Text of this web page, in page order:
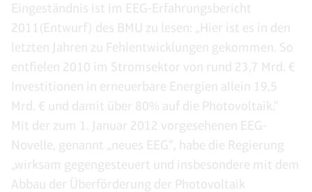
Eingeständnis ist im EEG-Erfahrungsbericht
2011(Entwurf) des BMU zu lesen: „Hier ist es in den
letzten Jahren zu Fehlentwicklungen gekommen. So
entfielen 2010 im Stromsektor von rund 23,7 Mrd. €
Investitionen in erneuerbare Energien allein 19,5
Mrd. € und damit über 80% auf die Photovoltaik.“
Mit der zum 1. Januar 2012 vorgesehenen EEG-
Novelle, genannt „neues EEG“, habe die Regierung
„wirksam gegengesteuert und insbesondere mit dem
Abbau der Überförderung der Photovoltaik